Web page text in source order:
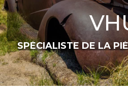
SPÉCIALISTE DE LA